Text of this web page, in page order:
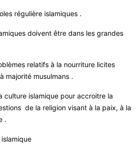
régulière islamiques .
doivent être dans les grandes
relatifs à la nourriture licites
majorité musulmans .
culture islamique pour accroitre la
de la religion visant à la paix, à la
.